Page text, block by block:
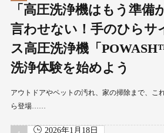
「高圧洗浄機はもう準備
言わせない！手のひらサ
ス高圧洗浄機「
洗浄体験を始めよう
アウトドアやペットの汚れ、家の掃除まで、こ
ら登場……
2026年1月18日